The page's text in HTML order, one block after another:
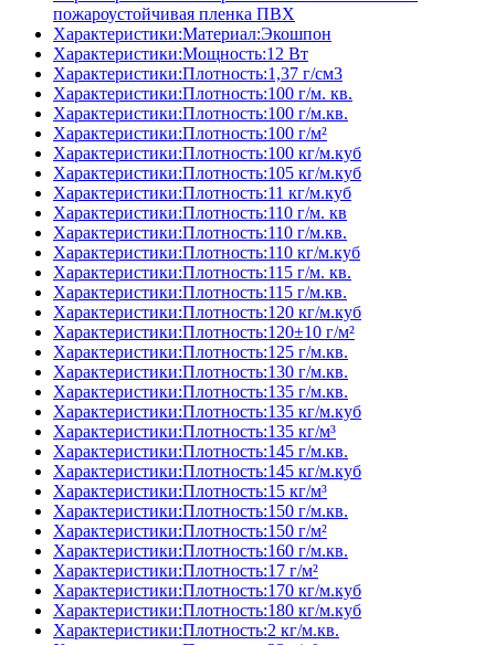
пожароустойчивая пленка ПВХ
Характеристики:Материал:Экошпон
Характеристики:Мощность:12 Вт
Характеристики:Плотность:1,37 г/см3
Характеристики:Плотность:100 г/м. кв.
Характеристики:Плотность:100 г/м.кв.
Характеристики:Плотность:100 г/м²
Характеристики:Плотность:100 кг/м.куб
Характеристики:Плотность:105 кг/м.куб
Характеристики:Плотность:11 кг/м.куб
Характеристики:Плотность:110 г/м. кв
Характеристики:Плотность:110 г/м.кв.
Характеристики:Плотность:110 кг/м.куб
Характеристики:Плотность:115 г/м. кв.
Характеристики:Плотность:115 г/м.кв.
Характеристики:Плотность:120 кг/м.куб
Характеристики:Плотность:120±10 г/м²
Характеристики:Плотность:125 г/м.кв.
Характеристики:Плотность:130 г/м.кв.
Характеристики:Плотность:135 г/м.кв.
Характеристики:Плотность:135 кг/м.куб
Характеристики:Плотность:135 кг/м³
Характеристики:Плотность:145 г/м.кв.
Характеристики:Плотность:145 кг/м.куб
Характеристики:Плотность:15 кг/м³
Характеристики:Плотность:150 г/м.кв.
Характеристики:Плотность:150 г/м²
Характеристики:Плотность:160 г/м.кв.
Характеристики:Плотность:17 г/м²
Характеристики:Плотность:170 кг/м.куб
Характеристики:Плотность:180 кг/м.куб
Характеристики:Плотность:2 кг/м.кв.